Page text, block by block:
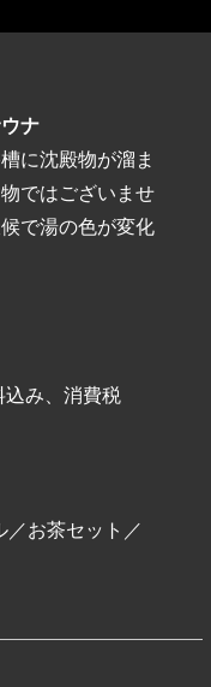
ナ
に沈殿物が溜ま
ではございませ
で湯の色が変化
み、消費税
お茶セット／